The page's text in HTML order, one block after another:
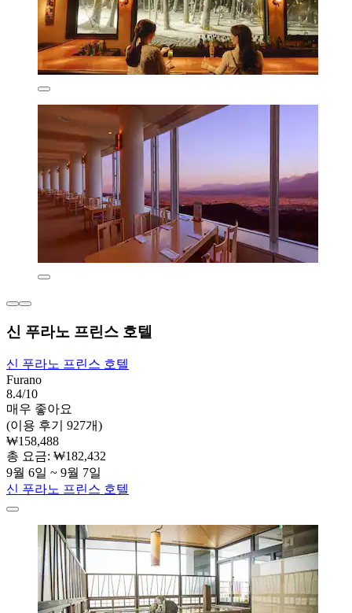
신 푸라노 프린스 호텔
신 푸라노 프린스 호텔
Furano
8.4/10
매우 좋아요
(이용 후기 927개)
₩158,488
총 요금: ₩182,432
9월 6일 ~ 9월 7일
신 푸라노 프린스 호텔